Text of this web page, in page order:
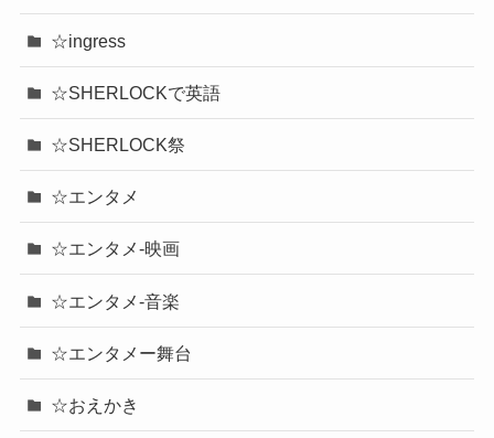
☆ingress
☆SHERLOCKで英語
☆SHERLOCK祭
☆エンタメ
☆エンタメ-映画
☆エンタメ-音楽
☆エンタメー舞台
☆おえかき